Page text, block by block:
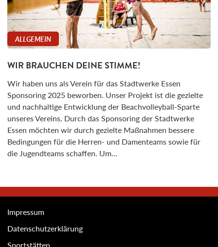
ALLGEMEIN
WIR BRAUCHEN DEINE STIMME!
Wir haben uns als Verein für das Stadtwerke Essen
Sponsoring 2025 beworben. Unser Projekt ist die gezielte
und nachhaltige Entwicklung der Beachvolleyball-Sparte
unseres Vereins. Durch das Sponsoring der Stadtwerke
Essen möchten wir durch gezielte Maßnahmen bessere
Bedingungen für die Herren- und Damenteams sowie für
die Jugendteams schaffen. Um…
Impressum
Datenschutzerklärung
Sportstätten